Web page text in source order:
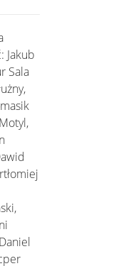
Jakub
Sala